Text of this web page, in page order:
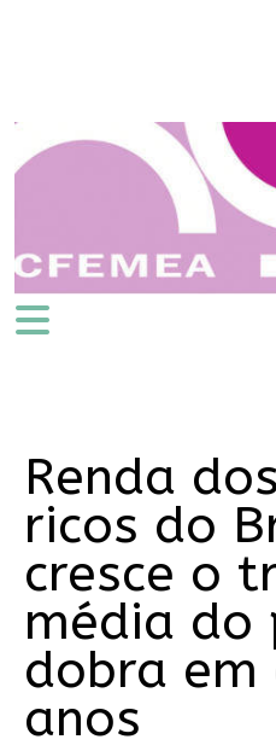
Renda
ricos do
cresce o
média do
dobra em
anos